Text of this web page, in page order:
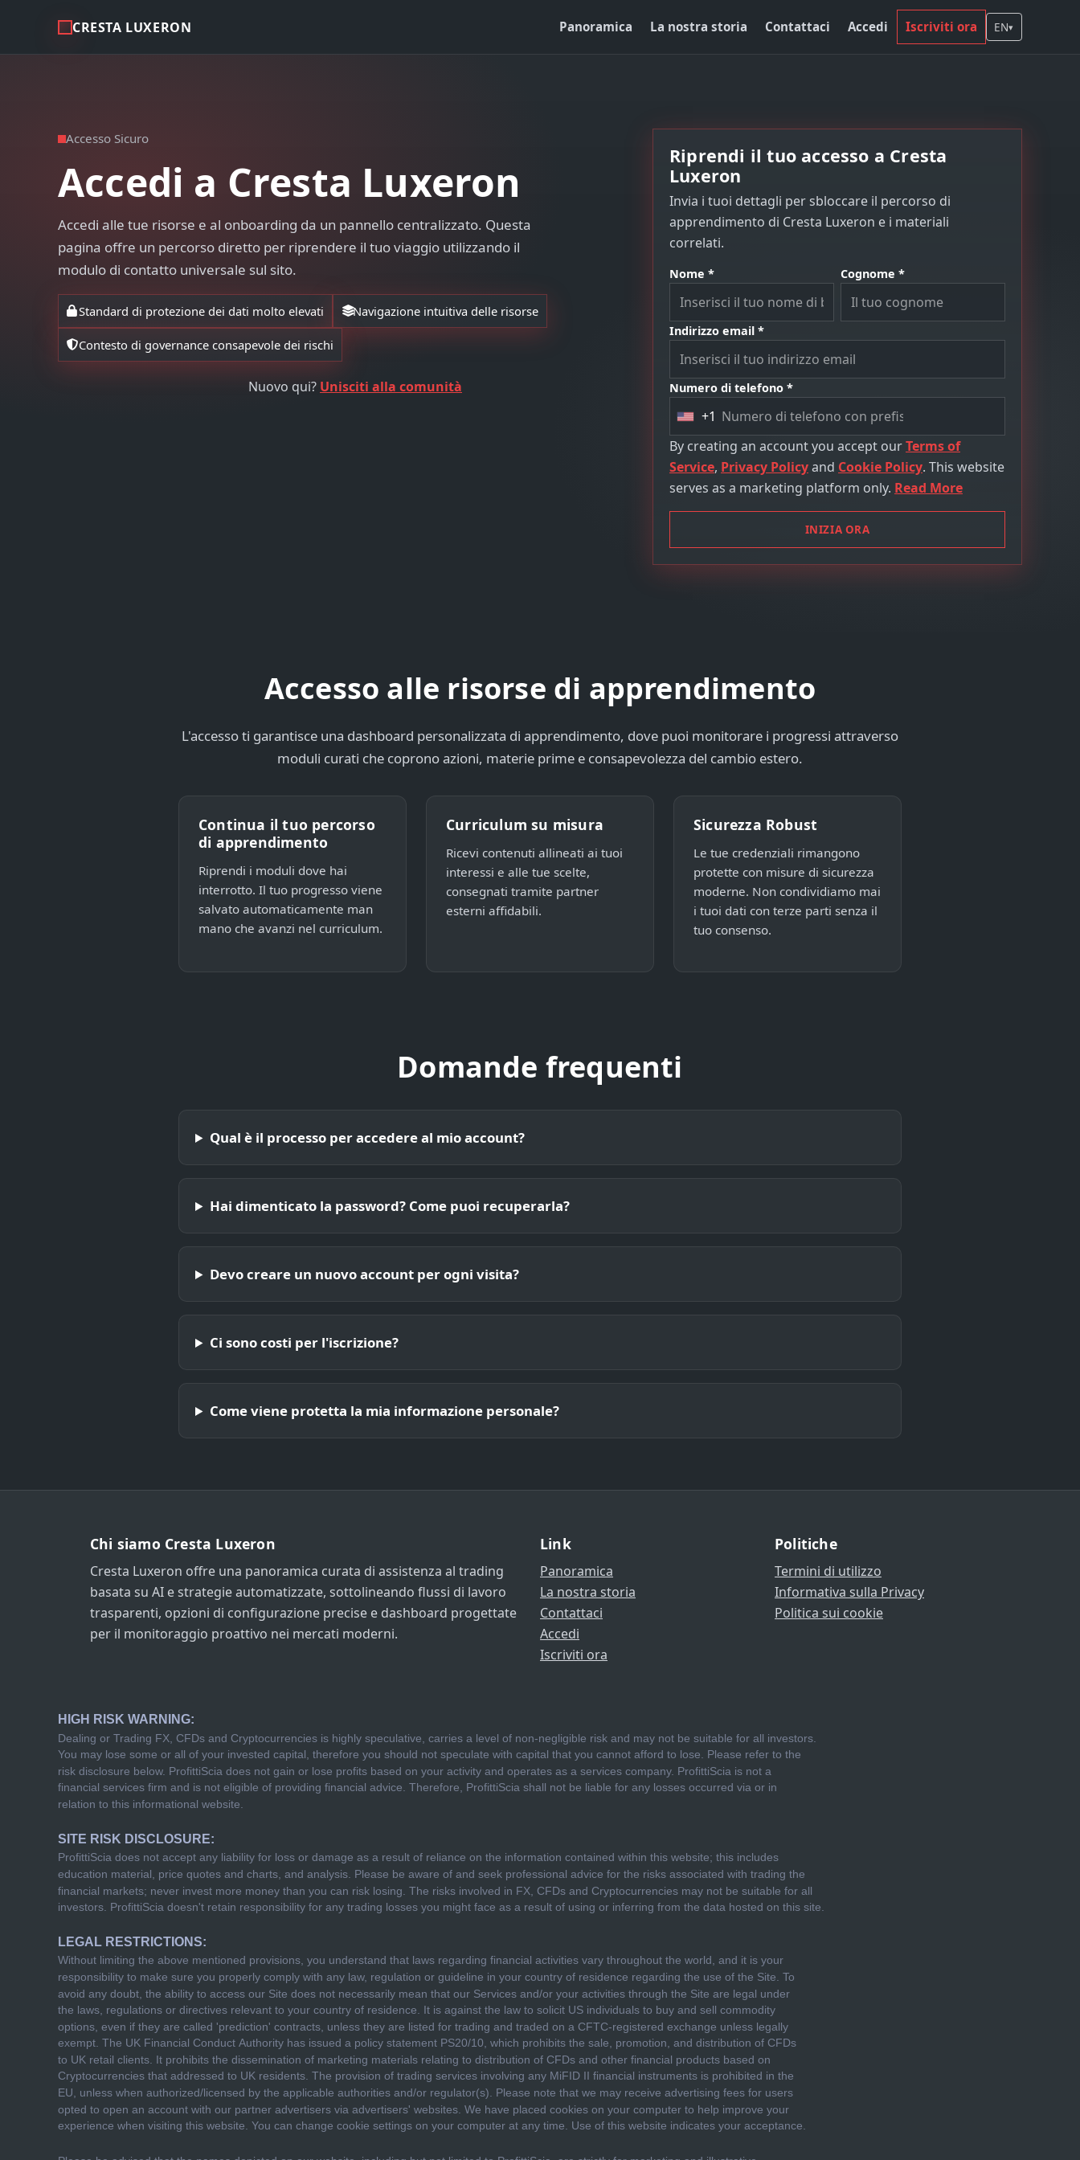
CRESTA LUXERON Panoramica La nostra storia Contattaci Accedi Iscriviti ora EN▾
Accesso Sicuro
Accedi a Cresta Luxeron
Accedi alle tue risorse e al onboarding da un pannello centralizzato. Questa
pagina offre un percorso diretto per riprendere il tuo viaggio utilizzando il
modulo di contatto universale sul sito.
Standard di protezione dei dati molto elevati Navigazione intuitiva delle risorse
Contesto di governance consapevole dei rischi
Nuovo qui? Unisciti alla comunità
Riprendi il tuo accesso a Cresta
Luxeron
Invia i tuoi dettagli per sbloccare il percorso di
apprendimento di Cresta Luxeron e i materiali
correlati.
Nome * Cognome *
Indirizzo email *
Numero di telefono *
U
n
i
t
S
t
1
+1
By creating an account you accept ourTerms of
Service, Privacy Policyand Cookie Policy. This website
serves as a marketing platform only. Read More
INIZIA ORA
Accesso alle risorse di apprendimento
L'accesso ti garantisce una dashboard personalizzata di apprendimento, dove puoi monitorare i progressi attraverso
moduli curati che coprono azioni, materie prime e consapevolezza del cambio estero.
Continua il tuo percorso
di apprendimento
Riprendi i moduli dove hai
interrotto. Il tuo progresso viene
salvato automaticamente man
mano che avanzi nel curriculum.
Curriculum su misura
Ricevi contenuti allineati ai tuoi
interessi e alle tue scelte,
consegnati tramite partner
esterni affidabili.
Sicurezza Robust
Le tue credenziali rimangono
protette con misure di sicurezza
moderne. Non condividiamo mai
i tuoi dati con terze parti senza il
tuo consenso.
Domande frequenti
Qual è il processo per accedere al mio account?
Hai dimenticato la password? Come puoi recuperarla?
Devo creare un nuovo account per ogni visita?
Ci sono costi per l'iscrizione?
Come viene protetta la mia informazione personale?
Chi siamo Cresta Luxeron
Cresta Luxeron offre una panoramica curata di assistenza al trading
basata su AI e strategie automatizzate, sottolineando flussi di lavoro
trasparenti, opzioni di configurazione precise e dashboard progettate
per il monitoraggio proattivo nei mercati moderni.
Link
Panoramica
La nostra storia
Contattaci
Accedi
Iscriviti ora
Politiche
Termini di utilizzo
Informativa sulla Privacy
Politica sui cookie